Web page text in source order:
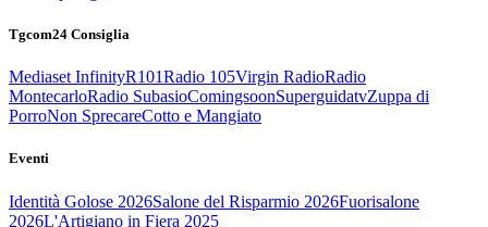
Tgcom24 Consiglia
Mediaset InfinityR101Radio 105Virgin RadioRadio
MontecarloRadio SubasioComingsoonSuperguidatvZuppa di
PorroNon SprecareCotto e Mangiato
Eventi
Identità Golose 2026Salone del Risparmio 2026Fuorisalone
2026L'Artigiano in Fiera 2025